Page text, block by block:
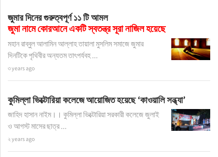
জুমার দিনের গুরুত্বপূর্ণ ১১ টি আমল
জুমা নামে কোরআনে একটি স্বতন্ত্র সূরা নাজিল হয়েছে
মহান রাব্বুল আলামিন আল্লাহ তায়ালা মুসলিম সমাজে জুমার
দিনটিকে পৃথিবীর অন্যতম তাৎপর্যবহ ...
৩ years ago
কুমিল্লা ভিক্টোরিয়া কলেজে আয়োজিত হয়েছে ‘কাওয়ালি সন্ধ্যা’
জাহিদ হাসান নাইম।। কুমিল্লা ভিক্টোরিয়া সরকারী কলেজে জুলাই
ও আগস্ট মাসের ছাত্র ...
২ years ago